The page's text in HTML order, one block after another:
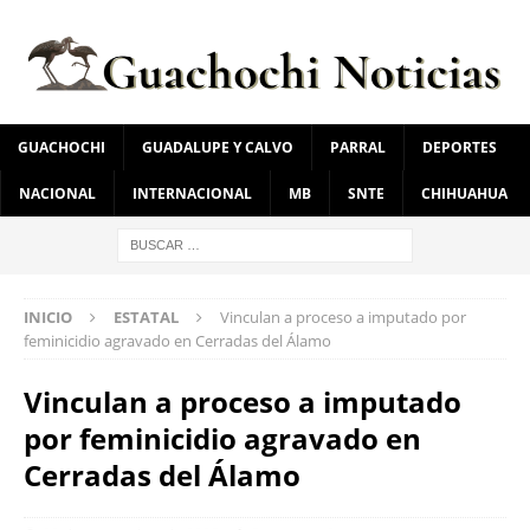
GUACHOCHI GUADALUPE Y CALVO PARRAL DEPORTES
NACIONAL INTERNACIONAL MB SNTE CHIHUAHUA
INICIO ESTATAL
Vinculan a proceso a imputado por
feminicidio agravado en Cerradas del Álamo
Vinculan a proceso a imputado
por feminicidio agravado en
Cerradas del Álamo